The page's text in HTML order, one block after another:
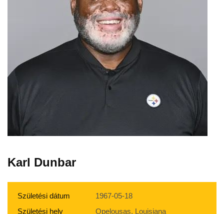
Karl Dunbar
Születési dátum
1967-05-18
Születési hely
Opelousas, Louisiana